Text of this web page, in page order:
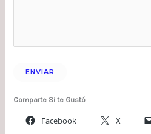
Comparte Si te Gustó
Facebook X